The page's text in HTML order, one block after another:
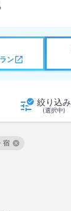
ン
絞り込み
(選択中)
宿